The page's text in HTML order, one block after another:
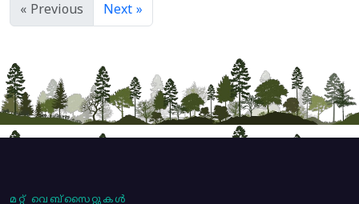
« Previous Next »
മറ്റ് വെബ്സൈറ്റുകൾ